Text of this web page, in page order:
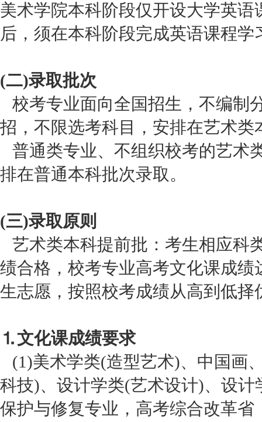
美术学院本科阶段仅开设大学英
后，须在本科阶段完成英语课程学
(二)录取批次
校考专业面向全国招生，不编制
招，不限选考科目，安排在艺术类
普通类专业、不组织校考的艺术
排在普通本科批次录取。
(三)录取原则
艺术类本科提前批：考生相应科
绩合格，校考专业高考文化课成
生志愿，按照校考成绩从高到低择
⒈文化课成绩要求
(1)美术学类(造型艺术)、中国画
科技)、设计学类(艺术设计)、设
保护与修复专业，高考综合改革